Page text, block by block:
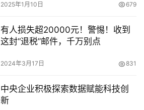
2025年1月10日 679
有人损失超20000元！警惕！收到
这封“退税”邮件，千万别点
2024年3月17日 831
中央企业积极探索数据赋能科技创
新